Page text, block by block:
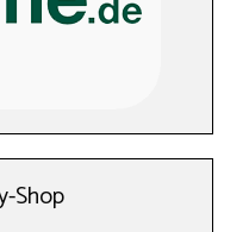
Shop